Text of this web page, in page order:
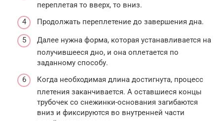
переплетая то вверх, то вниз.
Продолжать переплетение до завершения дна.
Далее нужна форма, которая устанавливается на
получившееся дно, и она оплетается по
заданному способу.
Когда необходимая длина достигнута, процесс
плетения заканчивается. А оставшиеся концы
трубочек со снежинки-основания загибаются
вниз и фиксируются во внутренней части